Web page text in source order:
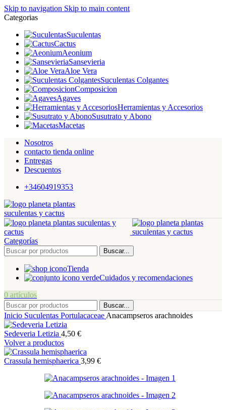
Skip to navigation Skip to main content
Categorias
Suculentas
Cactus
Aeonium
Sansevieria
Aloe Vera
Suculentas Colgantes
Composicion
Agaves
Herramientas y Accesorios
Susutrato y Abono
Macetas
Nosotros
contacto tienda online
Entregas
Descuentos
+34604919353
Categorías
Buscar...
Tienda
Cuidados y recomendaciones
0 artículos
Buscar...
Inicio Suculentas Portulacaceae Anacampseros arachnoides
Sedeveria Letizia 4,50 €
Volver a productos
Crassula hemisphaerica 3,99 €